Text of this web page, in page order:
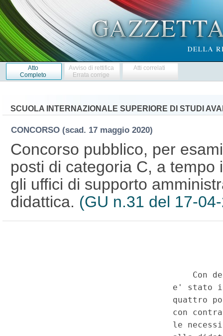
Atto
Completo
Avviso di rettifica
Errata corrige
Atti correlati
SCUOLA INTERNAZIONALE SUPERIORE DI STUDI
CONCORSO (scad. 17 maggio 2020)
Concorso pubblico, per
posti di categoria C, a
gli uffici di supporto
didattica. (GU n.31 del 17-